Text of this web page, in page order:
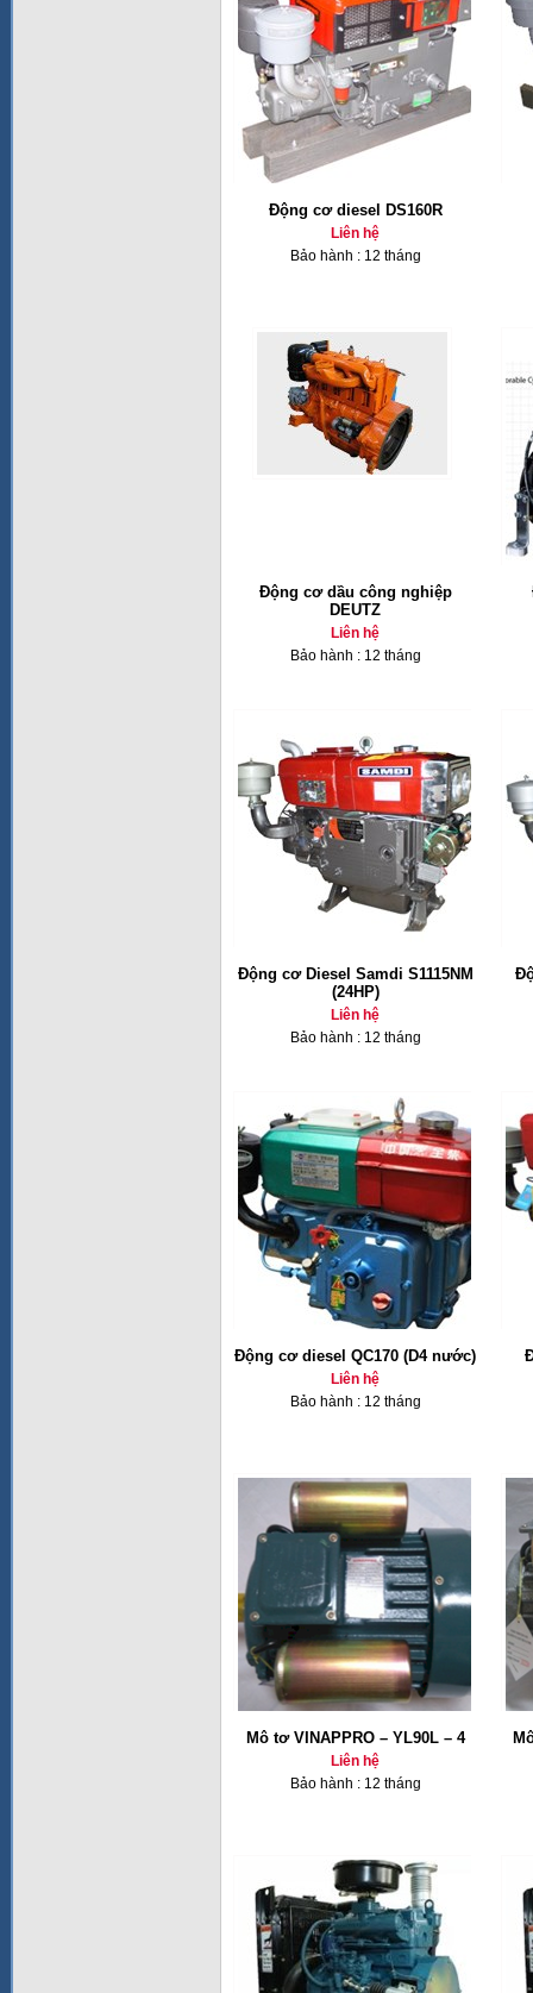
Động cơ diesel DS160R
Liên hệ
Bảo hành : 12 tháng
Động cơ dầu công nghiệp
DEUTZ
Liên hệ
Bảo hành : 12 tháng
Động cơ Diesel Samdi S1115NM
(24HP)
Liên hệ
Bảo hành : 12 tháng
Động cơ diesel QC170 (D4 nước)
Liên hệ
Bảo hành : 12 tháng
Mô tơ VINAPPRO – YL90L – 4
Liên hệ
Bảo hành : 12 tháng